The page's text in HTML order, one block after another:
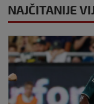
NAJČITANIJE